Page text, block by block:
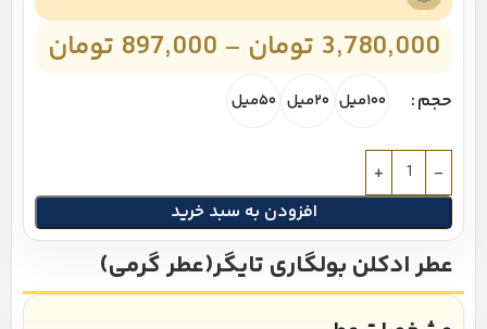
3,780,000 تومان –
897,000 تومان
حجم ۱۰۰میل ۲۰میل ۵۰میل
افزودن به سبد خرید
عطر ادکلن بولگاری تایگر(عطر گرمی)